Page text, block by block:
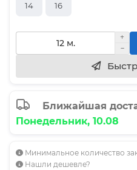
14 16
Ближайшая
Понедельник, 10.08
Минимальное количество
Нашли дешевле?